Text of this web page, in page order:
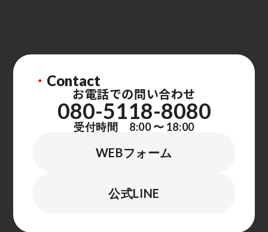
・ Contact
お電話での問い合わせ
080-5118-8080
受付時間 8:00 〜 18:00
WEBフォーム
公式LINE